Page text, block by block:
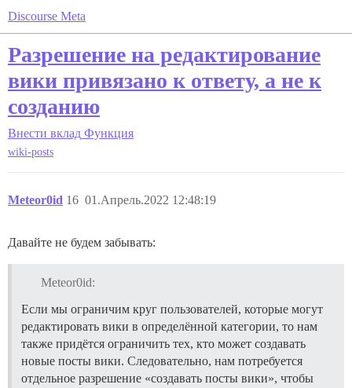
Discourse Meta
Разрешение на редактирование
вики привязано к ответу, а не к
созданию
Внести вклад Функция
wiki-posts
Meteor0id 01.Апрель.2022 12:48:19
16
Давайте не будем забывать:
Meteor0id:
Если мы ограничим круг пользователей, которые могут
редактировать вики в определённой категории, то нам
также придётся ограничить тех, кто может создавать
новые посты вики. Следовательно, нам потребуется
отдельное разрешение «создавать посты вики», чтобы